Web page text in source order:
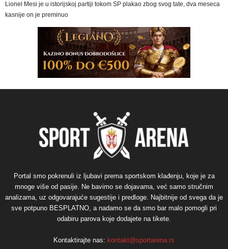
Lionel Mesi je u istorijskoj partiji tokom SP plakao zbog svog tate, dva meseca
kasnije on je preminuo
Portal smo pokrenuli iz ljubavi prema sportskom klađenju, koje je za
mnoge više od pasije. Ne bavimo se dojavama, već samo stručnim
analizama, uz odgovarajuće sugestije i predloge. Najbitnije od svega da je
sve potpuno BESPLATNO, a nadamo se da smo bar malo pomogli pri
odabiru parova koje dodajete na tikete.
Kontaktirajte nas: kontakt@sportarena.rs